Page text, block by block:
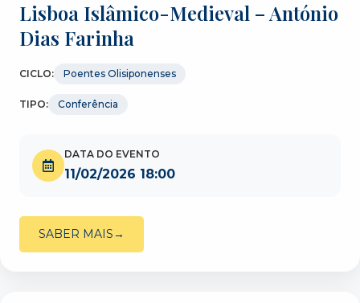
Lisboa Islâmico-Medieval – António
Dias Farinha
CICLO: Poentes Olisiponenses
TIPO: Conferência
DATA DO EVENTO
11/02/2026 18:00
SABER MAIS